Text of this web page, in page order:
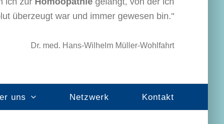
überzeugt war und immer gewesen bin."
Dr. med. Hans-Wilhelm Müller-Wohlfahrt
uns Netzwerk Kontakt